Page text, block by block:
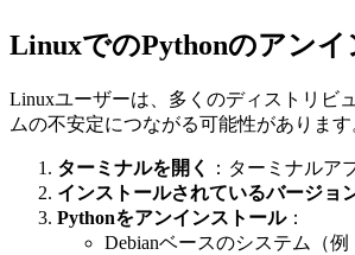
LinuxでのPythonのアン
Linuxユーザーは、多くのディストリビ
ムの不安定につながる可能性がありま
ターミナルを開く
：ターミナルア
インストールされているバージョ
Pythonをアンインストール：
Debianベースのシステム（例